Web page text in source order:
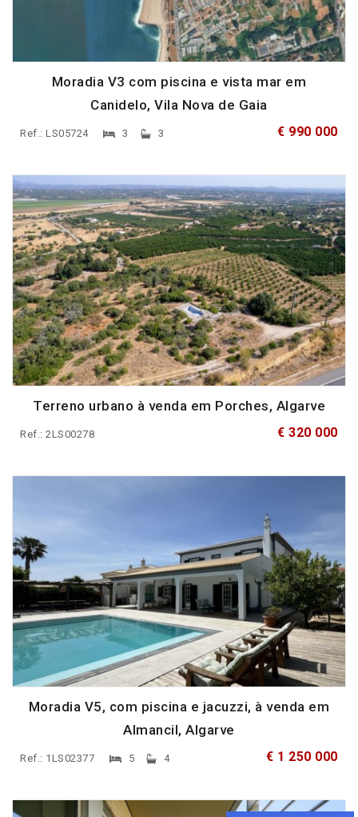
Moradia V3 com piscina e vista mar em
Canidelo, Vila Nova de Gaia
Ref.: LS05724 3 3 € 990 000
Terreno urbano à venda em Porches, Algarve
Ref.: 2LS00278 € 320 000
Moradia V5, com piscina e jacuzzi, à venda em
Almancil, Algarve
Ref.: 1LS02377 5 4 € 1 250 000